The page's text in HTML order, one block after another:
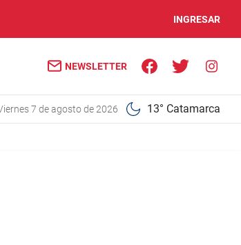
INGRESAR
NEWSLETTER
viernes 7 de agosto de 2026 13° Catamarca